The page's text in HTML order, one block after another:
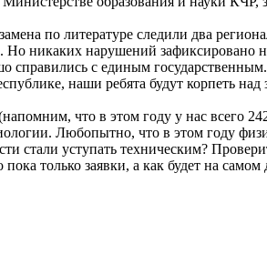
по литературе следили два
никаких нарушений зафиксировано
справились с единым государственным.
наши ребята будут корпеть над
что в этом году у нас всего
Любопытно, что в этом году
стали уступать техническим?
только заявки, а как будет на самом